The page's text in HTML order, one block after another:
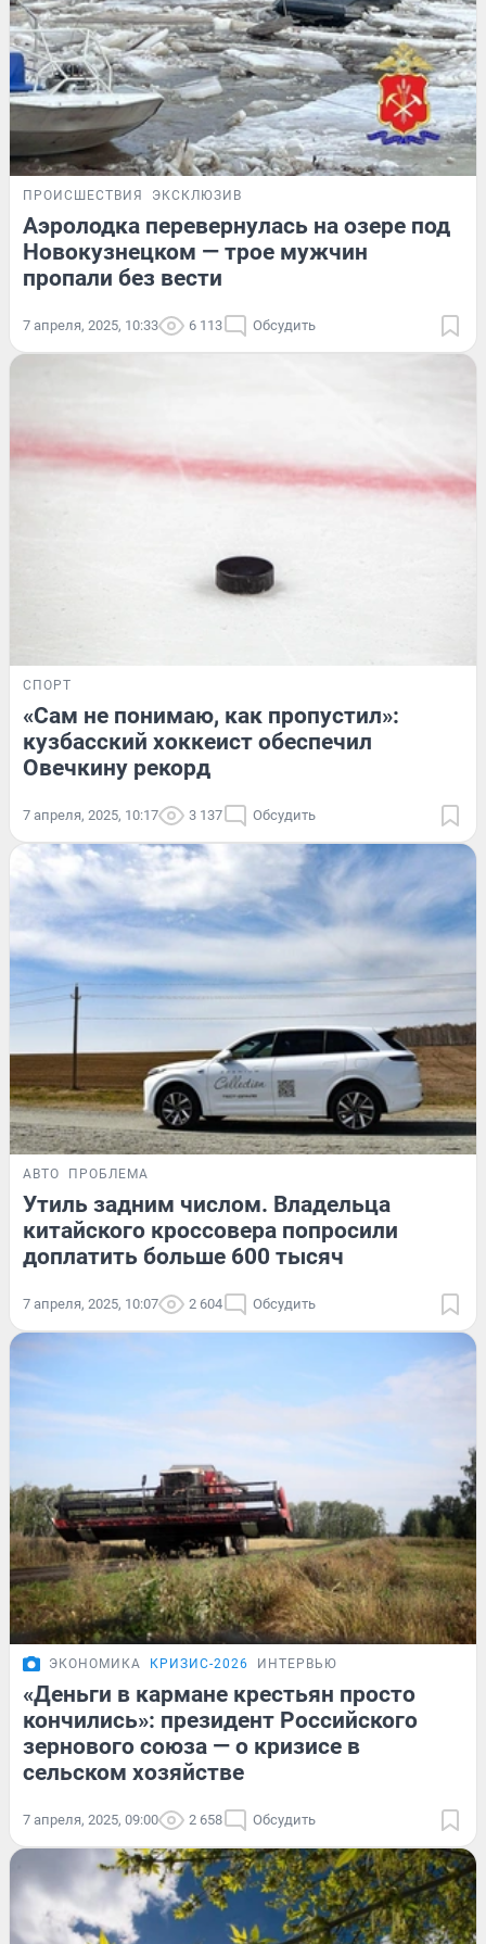
ПРОИСШЕСТВИЯ ЭКСКЛЮЗИВ
Аэролодка перевернулась на озере под
Новокузнецком — трое мужчин
пропали без вести
7 апреля, 2025, 10:33 6 113 Обсудить
СПОРТ
«Сам не понимаю, как пропустил»:
кузбасский хоккеист обеспечил
Овечкину рекорд
7 апреля, 2025, 10:17 3 137 Обсудить
АВТО ПРОБЛЕМА
Утиль задним числом. Владельца
китайского кроссовера попросили
доплатить больше 600 тысяч
7 апреля, 2025, 10:07 2 604 Обсудить
ЭКОНОМИКА КРИЗИС-2026 ИНТЕРВЬЮ
«Деньги в кармане крестьян просто
кончились»: президент Российского
зернового союза — о кризисе в
сельском хозяйстве
7 апреля, 2025, 09:00 2 658 Обсудить